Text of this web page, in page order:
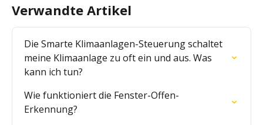
Verwandte Artikel
Die Smarte Klimaanlagen-Steuerung schaltet
meine Klimaanlage zu oft ein und aus. Was
kann ich tun?
Wie funktioniert die Fenster-Offen-
Erkennung?